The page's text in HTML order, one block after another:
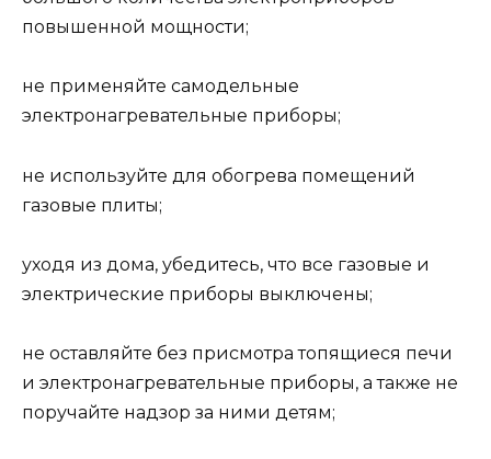
повышенной мощности;
не применяйте самодельные
электронагревательные приборы;
не используйте для обогрева помещений
газовые плиты;
уходя из дома, убедитесь, что все газовые и
электрические приборы выключены;
не оставляйте без присмотра топящиеся печи
и электронагревательные приборы, а также не
поручайте надзор за ними детям;